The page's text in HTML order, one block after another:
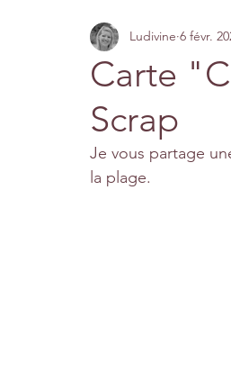
Carte
Scrap
Ludivine 6 févr.
Je vous partage
la plage.